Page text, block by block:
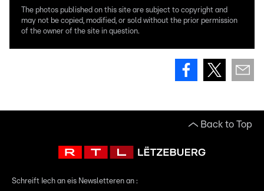
The photos published on this site are subject to copyright and
may not be copied, modified, or sold without the prior permission
of the owner of the site in question.
Back to Top
Schreift Iech an eis Newsletteren an :